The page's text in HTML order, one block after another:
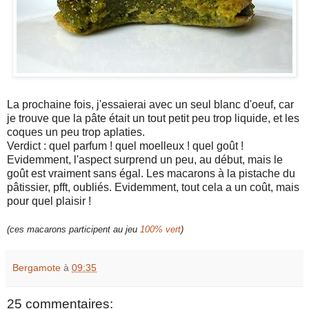
La prochaine fois, j'essaierai avec un seul blanc d'oeuf, car
je trouve que la pâte était un tout petit peu trop liquide, et les
coques un peu trop aplaties.
Verdict : quel parfum ! quel moelleux ! quel goût !
Evidemment, l'aspect surprend un peu, au début, mais le
goût est vraiment sans égal. Les macarons à la pistache du
pâtissier, pfft, oubliés. Evidemment, tout cela a un coût, mais
pour quel plaisir !
(ces macarons participent au jeu 100% vert)
Bergamote à 09:35
25 commentaires: